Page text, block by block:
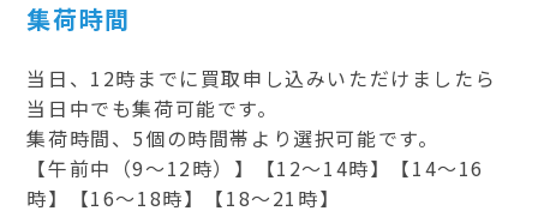
集荷時間
当日、12時までに買取申し込みいただけましたら
当日中でも集荷可能です。
集荷時間、5個の時間帯より選択可能です。
【午前中（9～12時）】【12～14時】【14～16
時】【16～18時】【18～21時】